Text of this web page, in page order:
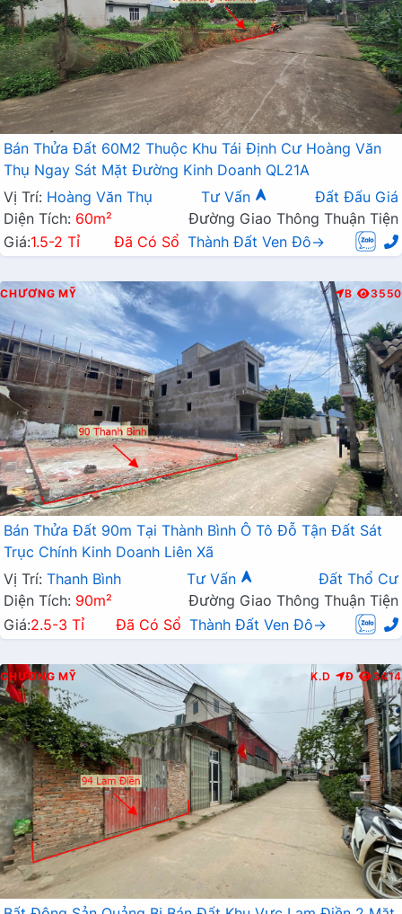
Bán Thửa Đất 60M2 Thuộc Khu Tái Định Cư Hoàng Văn
Thụ Ngay Sát Mặt Đường Kinh Doanh QL21A
Vị Trí: Hoàng Văn Thụ Tư Vấn
Đất Đấu Giá
Diện Tích: 60m²
Đường Giao Thông Thuận Tiện
Giá:1.5-2 Tỉ Đã Có Sổ Thành Đất Ven Đô→
CHƯƠNG MỸ B 3550
Bán Thửa Đất 90m Tại Thành Bình Ô Tô Đỗ Tận Đất Sát
Trục Chính Kinh Doanh Liên Xã
Vị Trí: Thanh Bình Tư Vấn
Đất Thổ Cư
Diện Tích: 90m²
Đường Giao Thông Thuận Tiện
Giá:2.5-3 Tỉ Đã Có Sổ Thành Đất Ven Đô→
CHƯƠNG MỸ K.D Đ 3414